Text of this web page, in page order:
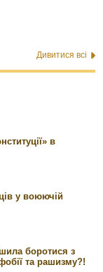
Дивитися всі
в
у воюючій
боротися з
та рашизму?!